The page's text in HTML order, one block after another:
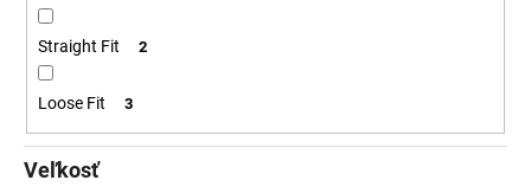
Straight Fit 2
Loose Fit 3
Veľkosť